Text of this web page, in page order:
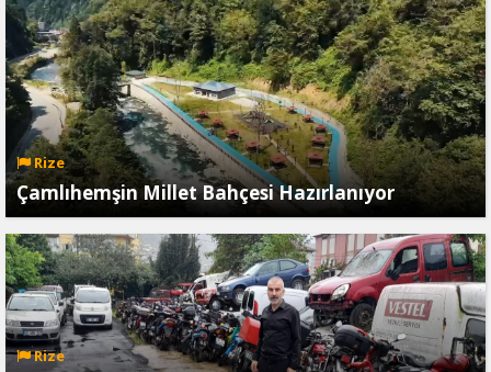
Rize
Çamlıhemşin Millet Bahçesi Hazırlanıyor
Rize